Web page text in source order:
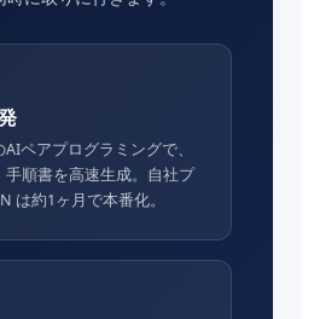
ペアプログラミングで、
手順書を高速生成。自社プ
は約1ヶ月で本番化。